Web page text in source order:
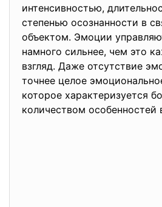
интенсивностью,
степенью осознанности в
объектом. Эмоции
намного сильнее, чем это
взгляд. Даже отсутствие
точнее целое
которое характеризуется
количеством особенностей